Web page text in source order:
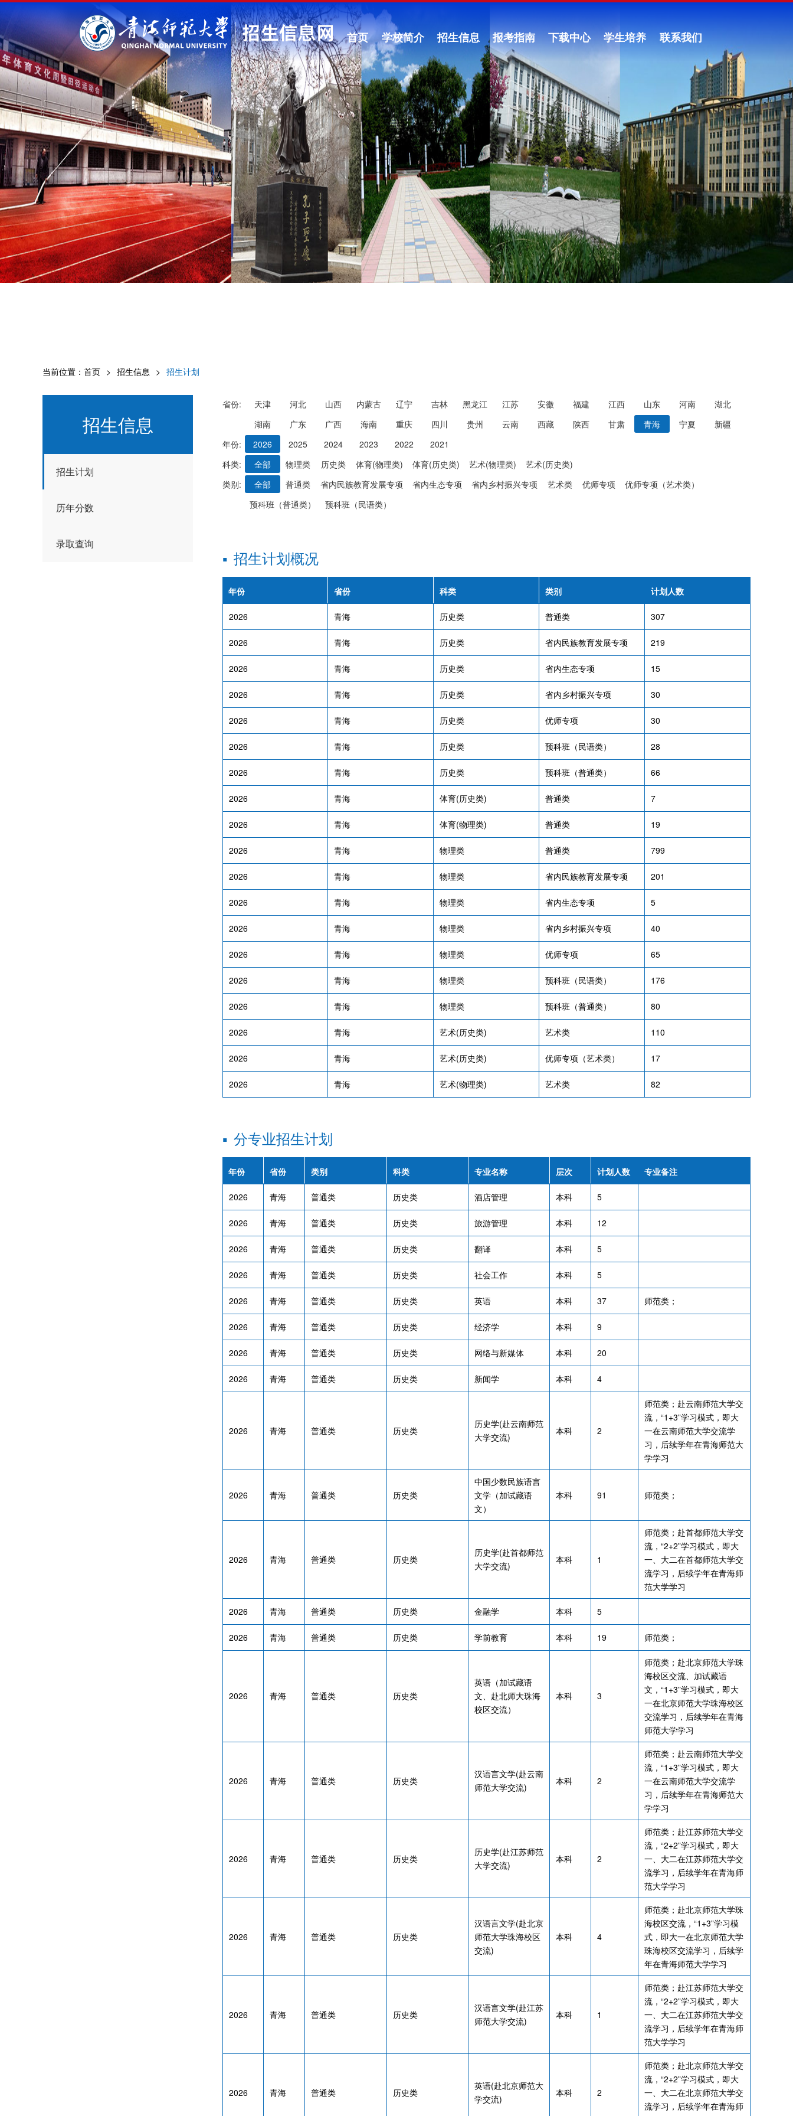
首页 学校简介 招生信息 报考指南 下载中心 学生培养 联系我们
当前位置： 首页 招生信息 招生计划
招生信息
招生计划
历年分数
录取查询
省份: 天津 河北 山西 内蒙古 辽宁 吉林 黑龙江 江苏 安徽 福建 江西 山东 河南
湖北
湖南
广东 广西 海南 重庆 四川 贵州 云南 西藏 陕西 甘肃 青海 宁夏
新疆
年份:
2026 2025 2024 2023 2022
2021
科类:
全部 物理类 历史类 体育(物理类) 体育(历史类) 艺术(物理类)
艺术(历史类)
类别:
全部 普通类 省内民族教育发展专项 省内生态专项 省内乡村振兴专项 艺术类 优师专项
优师专项（艺术类）
预科班（普通类）
预科班（民语类）
▪ 招生计划概况
年份 省份 科类 类别 计划人数
2026 青海 历史类 普通类 307
2026 青海 历史类 省内民族教育发展专项 219
2026 青海 历史类 省内生态专项 15
2026 青海 历史类 省内乡村振兴专项 30
2026 青海 历史类 优师专项 30
2026 青海 历史类 预科班（民语类） 28
2026 青海 历史类 预科班（普通类） 66
2026 青海 体育(历史类) 普通类 7
2026 青海 体育(物理类) 普通类 19
2026 青海 物理类 普通类 799
2026 青海 物理类 省内民族教育发展专项 201
2026 青海 物理类 省内生态专项 5
2026 青海 物理类 省内乡村振兴专项 40
2026 青海 物理类 优师专项 65
2026 青海 物理类 预科班（民语类） 176
2026 青海 物理类 预科班（普通类） 80
2026 青海 艺术(历史类) 艺术类 110
2026 青海 艺术(历史类) 优师专项（艺术类） 17
2026 青海 艺术(物理类) 艺术类 82
▪ 分专业招生计划
年份 省份 类别 科类 专业名称 层次 计划人数 专业备注
2026 青海 普通类 历史类 酒店管理 本科 5
2026 青海 普通类 历史类 旅游管理 本科 12
2026 青海 普通类 历史类 翻译 本科 5
2026 青海 普通类 历史类 社会工作 本科 5
2026 青海 普通类 历史类 英语 本科 37 师范类；
2026 青海 普通类 历史类 经济学 本科 9
2026 青海 普通类 历史类 网络与新媒体 本科 20
2026 青海 普通类 历史类 新闻学 本科 4
2026 青海 普通类 历史类
历史学(赴云南师范
大学交流)
本科 2
师范类；赴云南师范大学交
流，“1+3”学习模式，即大
一在云南师范大学交流学
习，后续学年在青海师范大
学学习
2026 青海 普通类 历史类
中国少数民族语言
文学（加试藏语
文）
本科 91 师范类；
2026 青海 普通类 历史类
历史学(赴首都师范
大学交流)
本科 1
师范类；赴首都师范大学交
流，“2+2”学习模式，即大
一、大二在首都师范大学交
流学习，后续学年在青海师
范大学学习
2026 青海 普通类 历史类 金融学 本科 5
2026 青海 普通类 历史类 学前教育 本科 19 师范类；
2026 青海 普通类 历史类
英语（加试藏语
文、赴北师大珠海
校区交流）
本科 3
师范类；赴北京师范大学珠
海校区交流、加试藏语
文，“1+3”学习模式，即大
一在北京师范大学珠海校区
交流学习，后续学年在青海
师范大学学习
2026 青海 普通类 历史类
汉语言文学(赴云南
师范大学交流)
本科 2
师范类；赴云南师范大学交
流，“1+3”学习模式，即大
一在云南师范大学交流学
习，后续学年在青海师范大
学学习
2026 青海 普通类 历史类
历史学(赴江苏师范
大学交流)
本科 2
师范类；赴江苏师范大学交
流，“2+2”学习模式，即大
一、大二在江苏师范大学交
流学习，后续学年在青海师
范大学学习
2026 青海 普通类 历史类
汉语言文学(赴北京
师范大学珠海校区
交流)
本科 4
师范类；赴北京师范大学珠
海校区交流，“1+3”学习模
式，即大一在北京师范大学
珠海校区交流学习，后续学
年在青海师范大学学习
2026 青海 普通类 历史类
汉语言文学(赴江苏
师范大学交流)
本科 1
师范类；赴江苏师范大学交
流，“2+2”学习模式，即大
一、大二在江苏师范大学交
流学习，后续学年在青海师
范大学学习
2026 青海 普通类 历史类
英语(赴北京师范大
学交流)
本科 2
师范类；赴北京师范大学交
流，“2+2”学习模式，即大
一、大二在北京师范大学交
流学习，后续学年在青海师